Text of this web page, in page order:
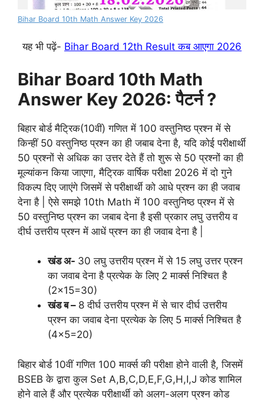
Bihar Board 10th Math Answer Key 2026
यह भी पढ़ें- Bihar Board 12th Result कब आएगा 2026
Bihar Board 10th Math
Answer Key 2026: पैटर्न ?
बिहार बोर्ड मैट्रिक(10वीं) गणित में 100 वस्तुनिष्ठ प्रश्न में से
किन्हीं 50 वस्तुनिष्ठ प्रश्न का ही जबाब देना है, यदि कोई परीक्षार्थी
50 प्रश्नों से अधिक का उत्तर देते हैं तो शुरू से 50 प्रश्नों का ही
मूल्यांकन किया जाएगा, मैट्रिक वार्षिक परीक्षा 2026 में दो गुने
विकल्प दिए जाएंगे जिसमें से परीक्षार्थी को आधे प्रश्न का ही जवाब
देना है | ऐसे समझे 10th Math में 100 वस्तुनिष्ठ प्रश्न में से
50 वस्तुनिष्ठ प्रश्न का जबाब देना है इसी प्रकार लघु उत्तरीय व
दीर्घ उत्तरीय प्रश्न में आधें प्रश्न का ही जवाब देना है |
खंड अ- 30 लघु उत्तरीय प्रश्न में से 15 लघु उत्तर प्रश्न
का जवाब देना है प्रत्येक के लिए 2 मार्क्स निश्चित है
(2×15=30)
खंड ब – 8 दीर्घ उत्तरीय प्रश्न में से चार दीर्घ उत्तरीय
प्रश्न का जवाब देना प्रत्येक के लिए 5 मार्क्स निश्चित है
(4×5=20)
बिहार बोर्ड 10वीं गणित 100 मार्क्स की परीक्षा होने वाली है, जिसमें
BSEB के द्वारा कुल Set A,B,C,D,E,F,G,H,I,J कोड शामिल
होने वाले हैं और प्रत्येक परीक्षार्थी को अलग-अलग प्रश्न कोड